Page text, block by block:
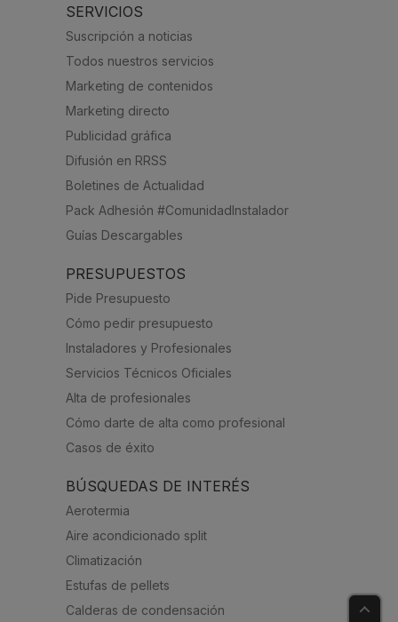
SERVICIOS
Suscripción a noticias
Todos nuestros servicios
Marketing de contenidos
Marketing directo
Publicidad gráfica
Difusión en RRSS
Boletines de Actualidad
Pack Adhesión #ComunidadInstalador
Guías Descargables
PRESUPUESTOS
Pide Presupuesto
Cómo pedir presupuesto
Instaladores y Profesionales
Servicios Técnicos Oficiales
Alta de profesionales
Cómo darte de alta como profesional
Casos de éxito
BÚSQUEDAS DE INTERÉS
Aerotermia
Aire acondicionado split
Climatización
Estufas de pellets
Calderas de condensación